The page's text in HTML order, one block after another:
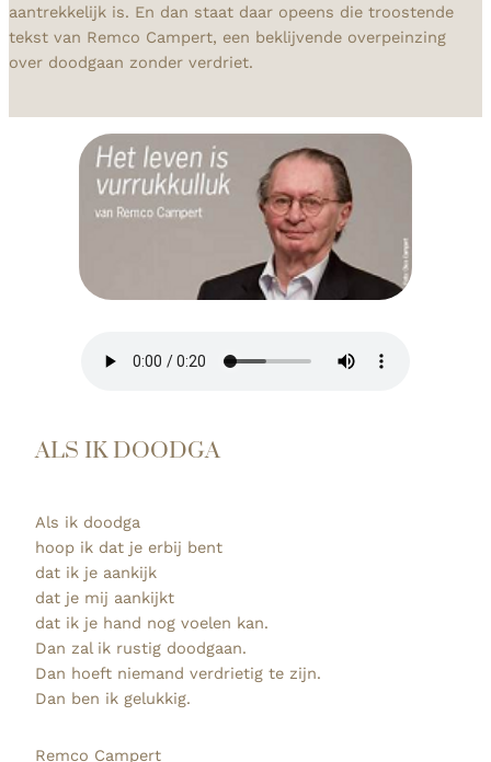
aantrekkelijk is. En dan staat daar opeens die troostende
tekst van Remco Campert, een beklijvende overpeinzing
over doodgaan zonder verdriet.
ALS IK DOODGA
Als ik doodga
hoop ik dat je erbij bent
dat ik je aankijk
dat je mij aankijkt
dat ik je hand nog voelen kan.
Dan zal ik rustig doodgaan.
Dan hoeft niemand verdrietig te zijn.
Dan ben ik gelukkig.
Remco Campert